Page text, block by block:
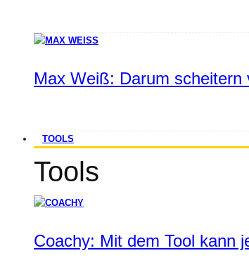
Max Weiß: Darum scheitern
TOOLS
Tools
Coachy: Mit dem Tool kann